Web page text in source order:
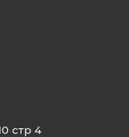
стр 4